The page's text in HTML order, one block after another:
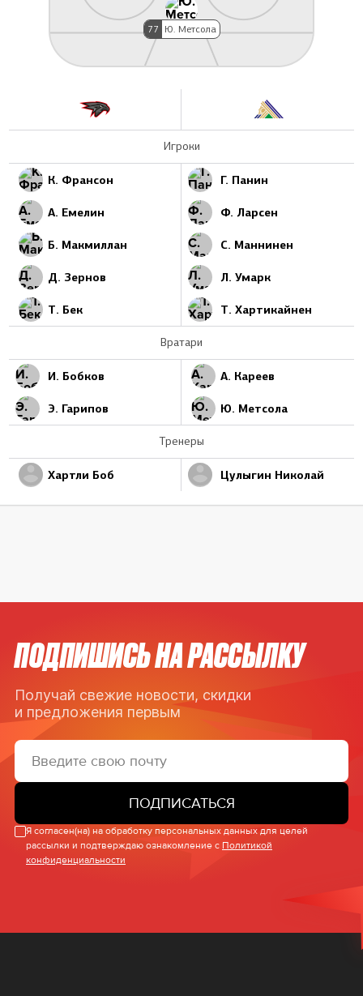
77 Ю. Метсола
Игроки
К. Франсон Г. Панин
А. Емелин Ф. Ларсен
Б. Макмиллан С. Маннинен
Д. Зернов Л. Умарк
Т. Бек Т. Хартикайнен
Вратари
И. Бобков А. Кареев
Э. Гарипов Ю. Метсола
Тренеры
Хартли Боб Цулыгин Николай
ПОДПИШИСЬ НА РАССЫЛКУ
Получай свежие новости, скидки
и предложения первым
ПОДПИСАТЬСЯ
Я согласен(на) на обработку персональных данных для целей
рассылки и подтверждаю ознакомление с Политикой
конфиденциальности